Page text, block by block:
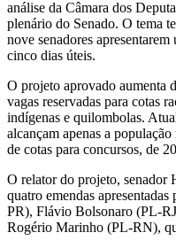
análise da Câmara dos
plenário do Senado. O tema
nove senadores
cinco dias úteis.
O projeto aprovado aumenta
vagas reservadas para cotas
indígenas e quilombolas.
alcançam apenas a
de cotas para concursos, de
O relator do projeto, senador
quatro emendas
PR), Flávio Bolsonaro (PL-
Rogério Marinho (PL-RN),